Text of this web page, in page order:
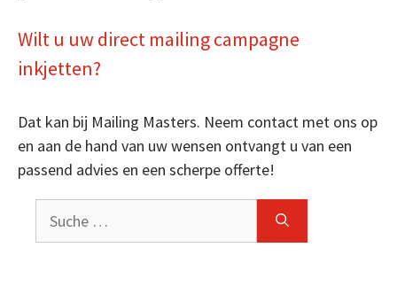
Wilt u uw direct mailing campagne
inkjetten?
Dat kan bij Mailing Masters. Neem contact met ons op
en aan de hand van uw wensen ontvangt u van een
passend advies en een scherpe offerte!
nach: